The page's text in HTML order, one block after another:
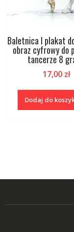
Baletnica I plakat
obraz cyfrowy do
tancerze 8
17,00 zł
Dodaj do